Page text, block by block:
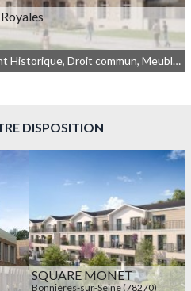
Résidence Principale, Monument Historique, Droit commun, Meublé non géré
DISPOSITION
SQUARE MONET
Bonnières-sur-Seine (78270)